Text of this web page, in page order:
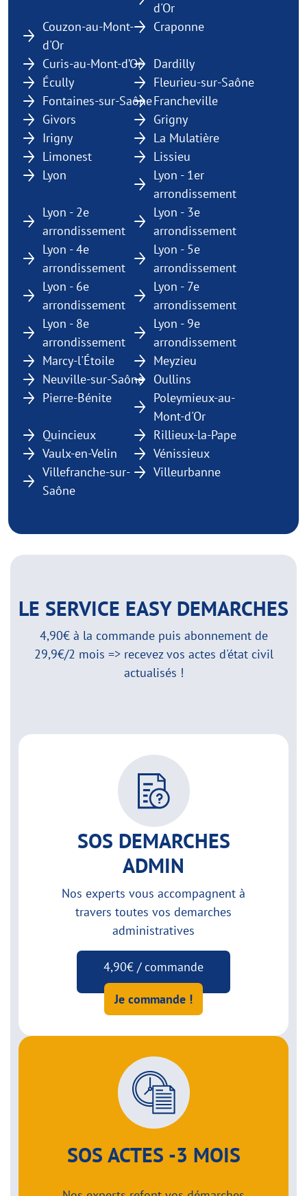
d'Or
Couzon-au-Mont-
d'Or
Craponne
Curis-au-Mont-d’Or
Dardilly
Écully
Fleurieu-sur-Saône
Fontaines-sur-SaôneFrancheville
Givors
Grigny
Irigny
La Mulatière
Limonest
Lissieu
Lyon
Lyon - 1er
arrondissement
Lyon - 2e
arrondissement
Lyon - 3e
arrondissement
Lyon - 4e
arrondissement
Lyon - 5e
arrondissement
Lyon - 6e
arrondissement
Lyon - 7e
arrondissement
Lyon - 8e
arrondissement
Lyon - 9e
arrondissement
Marcy-l'Étoile
Meyzieu
Neuville-sur-Saône
Oullins
Pierre-Bénite
Poleymieux-au-
Mont-d'Or
Quincieux
Rillieux-la-Pape
Vaulx-en-Velin
Vénissieux
Villefranche-sur-
Saône
Villeurbanne
LE SERVICE EASY DEMARCHES
4,90€ à la commande puis abonnement de
29,9€/2 mois => recevez vos actes d'état civil
actualisés !
SOS DEMARCHES
ADMIN
Nos experts vous accompagnent à
travers toutes vos demarches
administratives
4,90€ / commande
Je commande !
SOS ACTES -3 MOIS